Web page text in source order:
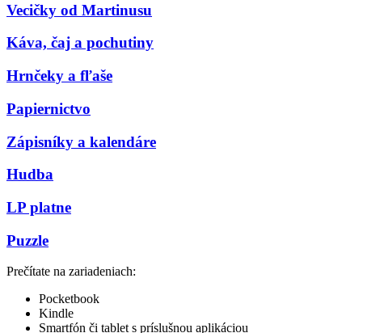
Vecičky od Martinusu
Káva, čaj a pochutiny
Hrnčeky a fľaše
Papiernictvo
Zápisníky a kalendáre
Hudba
LP platne
Puzzle
Prečítate na zariadeniach:
Pocketbook
Kindle
Smartfón či tablet s príslušnou aplikáciou